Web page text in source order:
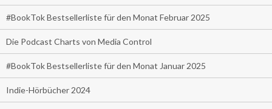
#BookTok Bestsellerliste für den Monat Februar 2025
Die Podcast Charts von Media Control
#BookTok Bestsellerliste für den Monat Januar 2025
Indie-Hörbücher 2024